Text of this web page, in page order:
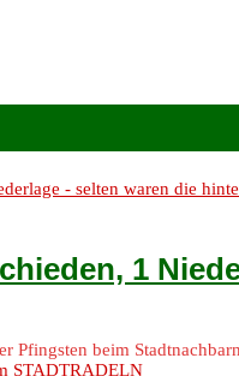
1
Pfingsten beim